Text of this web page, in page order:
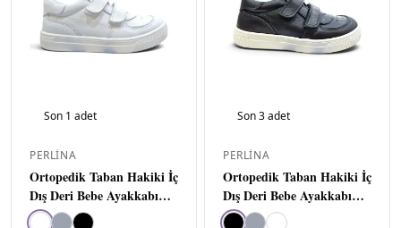
Yetişkin
64
▸Bebe (21-25)
213
Erkek
Spor
36
Bot
2
Panduf - Ev Ayakkabısı
Son 1 adet
PERLINA
Ortopedik Taban Hakiki İç
Dış Deri Bebe Ayakkabı
Beyaz
Son3adet
PERLINA
Ortopedik Taban Hakiki İç
Dış Deri Bebe Ayakkabı
Siyah